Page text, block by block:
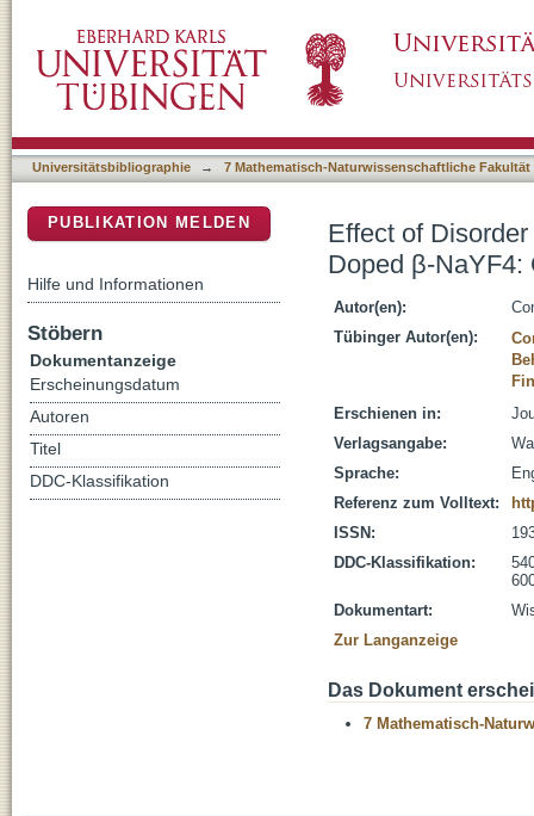
Chemical and Experimental Results
Universitätsbibliographie → 7 Mathematisch-Naturwissenschaftliche Fakultät
Effect of
Doped β-NaYF4:
Autor(en):
Tübinger Autor(en):
Erschienen in:
Verlagsangabe:
Sprache:
Referenz zum Volltext:
ISSN:
DDC-Klassifikation:
Dokumentart:
Zur Langanzeige
Das Dokument
7 Mathematisch-
PUBLIKATION MELDEN
Hilfe und Informationen
Stöbern
Dokumentanzeige
Erscheinungsdatum
Autoren
Titel
DDC-Klassifikation